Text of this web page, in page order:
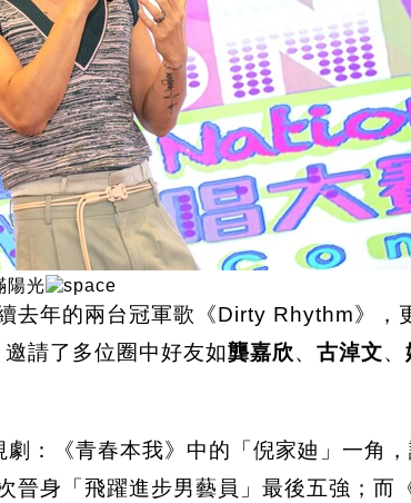
陽光
去年的兩台冠軍歌《Dirty Rhythm》，
邀請了多位圈中好友如龔嘉欣、 古淖文、
：《青春本我》中的「倪家廸」一角
身「飛躍進步男藝員」最後五強；而